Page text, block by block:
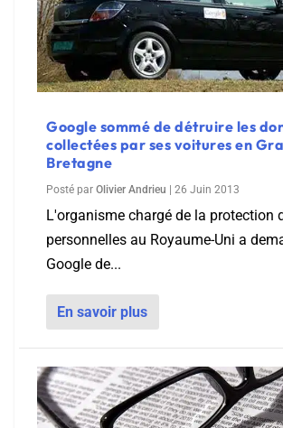
Google sommé de détruire les
collectées par ses voitures en
Bretagne
Posté par Olivier Andrieu 26 Juin 2013
L'organisme chargé de la protection
personnelles au Royaume-Uni a
Google de...
En savoir plus